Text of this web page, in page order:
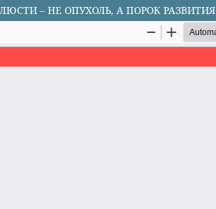
– НЕ ОПУХОЛЬ, А ПОРОК РАЗВИТИЯ